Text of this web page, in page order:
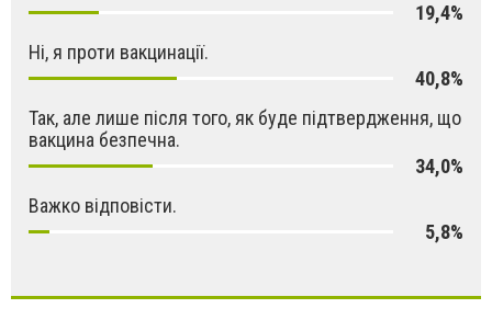
19,4%
Ні, я проти вакцинації.
40,8%
Так, але лише після того, як буде підтвердження, що
вакцина безпечна.
34,0%
Важко відповісти.
5,8%